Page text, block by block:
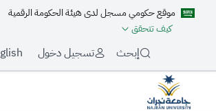
موقع حكومي مسجل لدى هيئة الحكومة الرقمية
كيف تتحقق
إبحث تسجيل دخول